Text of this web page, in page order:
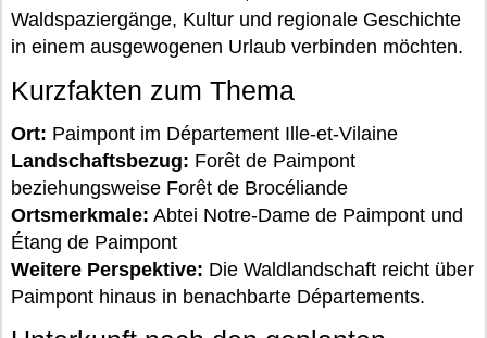
Waldspaziergänge, Kultur und regionale Geschichte
in einem ausgewogenen Urlaub verbinden möchten.
Kurzfakten zum Thema
Ort: Paimpont im Département Ille-et-Vilaine
Landschaftsbezug: Forêt de Paimpont
beziehungsweise Forêt de Brocéliande
Ortsmerkmale: Abtei Notre-Dame de Paimpont und
Étang de Paimpont
Weitere Perspektive: Die Waldlandschaft reicht über
Paimpont hinaus in benachbarte Départements.